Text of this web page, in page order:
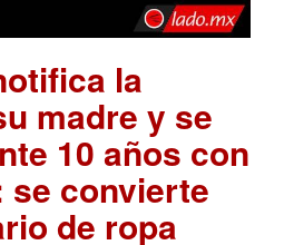
la
madre y se
10 años con
se convierte
de ropa